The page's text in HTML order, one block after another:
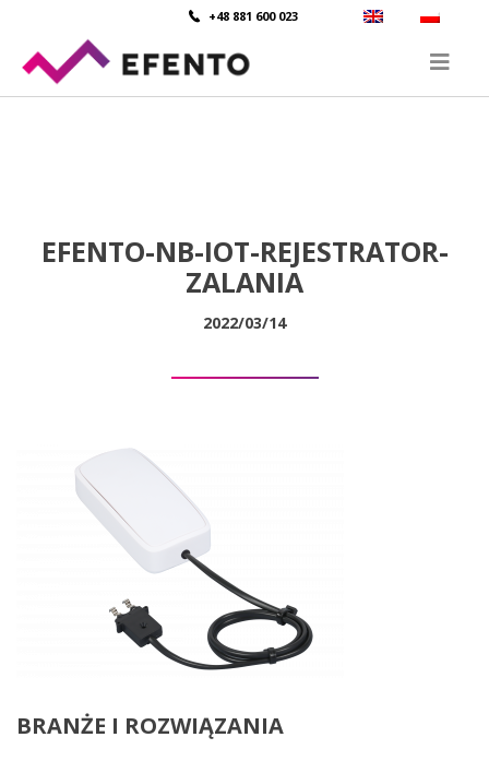
+48 881 600 023
EFENTO-NB-IOT-REJESTRATOR-
ZALANIA
2022/03/14
BRANŻE I ROZWIĄZANIA